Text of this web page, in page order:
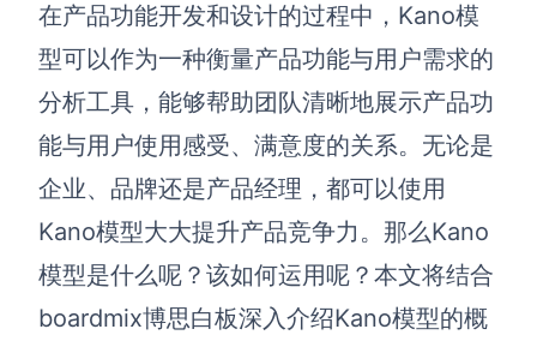
博思设计
一体化产品设计工具
博思AIPPT
AI生成PPT，支持在线编辑
资源与下载
向团队介绍
博思白板boardmix
在产品功能开发和设计的过程中，Kano模
型可以作为一种衡量产品功能与用户需求的
分析工具，能够帮助团队清晰地展示产品功
能与用户使用感受、满意度的关系。无论是
企业、品牌还是产品经理，都可以使用
Kano模型大大提升产品竞争力。那么Kano
模型是什么呢？该如何运用呢？本文将结合
boardmix博思白板深入介绍Kano模型的概